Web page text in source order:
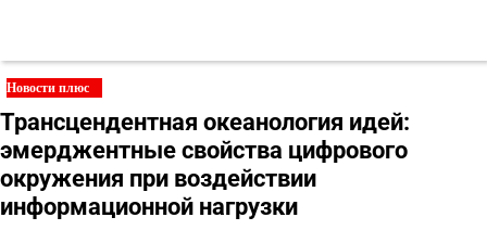
Новости плюс
Трансцендентная океанология идей:
эмерджентные свойства цифрового
окружения при воздействии
информационной нагрузки